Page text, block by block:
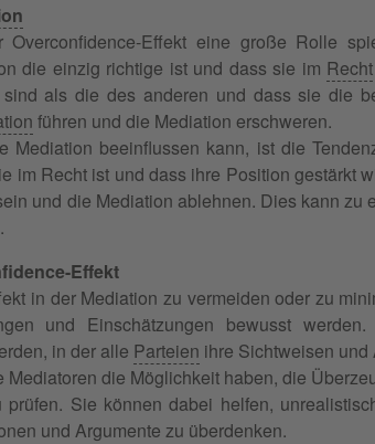
Effekt eine große Rolle
die einzig richtige ist und dass sie im Recht
sind als die des anderen und dass sie die
führen und die Mediation erschweren.
Mediation beeinflussen kann, ist die
im Recht ist und dass ihre Position gestärkt
und die Mediation ablehnen. Dies kann
Effekt
in der Mediation zu vermeiden oder zu
und Einschätzungen bewusst
in der alle Parteien ihre Sichtweisen
Mediatoren die Möglichkeit haben, die
prüfen. Sie können dabei helfen,
und Argumente zu überdenken.